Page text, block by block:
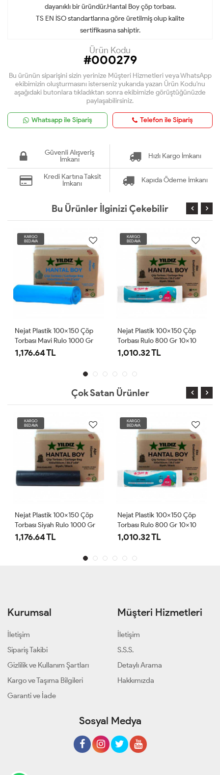
dayanıklı bir üründür.Hantal Boy çöp torbası.
TS EN İSO standartlarına göre üretilmiş olup kalite
sertifikasına sahiptir.
Ürün Kodu
#000279
Bu ürünün siparişini sizin yerinize Müşteri Hizmetleri veya WhatsApp
ekibimizin oluşturmasını isterseniz yukarıda yazan Ürün Kodu'nu
aşağıdaki butonlara tıkladıktan sonra ekibimizle görüştüğünüzde
paylaşabilirsiniz.
Whatsapp ile Sipariş Telefon ile Sipariş
Güvenli Alışveriş
İmkanı
Hızlı Kargo İmkanı
Kredi Kartına Taksit
İmkanı
Kapıda Ödeme İmkanı
Bu Ürünler İlginizi Çekebilir
KARGO
BEDAVA
Nejat Plastik 100x150 Çöp
Torbası Rulo 800 Gr 10x10
Adet
1,010.32 TL
KARGO
BEDAVA
Nejat Plastik 100x150 Çöp
Torbası Siyah Rulo 1000 Gr
10x10 Adet
1,176.64 TL
Çok Satan Ürünler
KARGO
BEDAVA
Nejat Plastik 100x150 Çöp
Torbası Rulo 800 Gr 10x10
Adet
1,010.32 TL
KARGO
BEDAVA
Nejat Plastik 100x150 Çöp
Torbası Mavi Rulo 1000 Gr
10x10 Adet
1,176.64 TL
Kurumsal
İletişim
Sipariş Takibi
Gizlilik ve Kullanım Şartları
Kargo ve Taşıma Bilgileri
Garanti ve İade
Müşteri Hizmetleri
İletişim
S.S.S.
Detaylı Arama
Hakkımızda
Sosyal Medya